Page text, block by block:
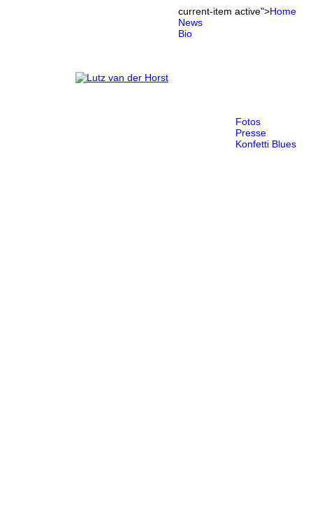
current-item active">Home
News
Bio
Fotos
Presse
Konfetti Blues